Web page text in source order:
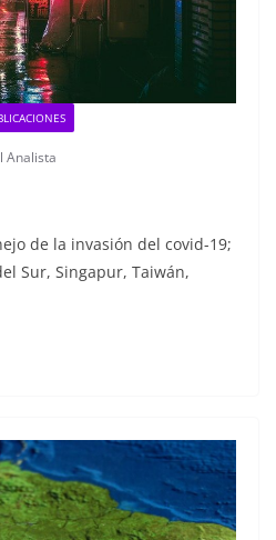
Analista
de la invasión del covid-19;
Sur, Singapur, Taiwán,